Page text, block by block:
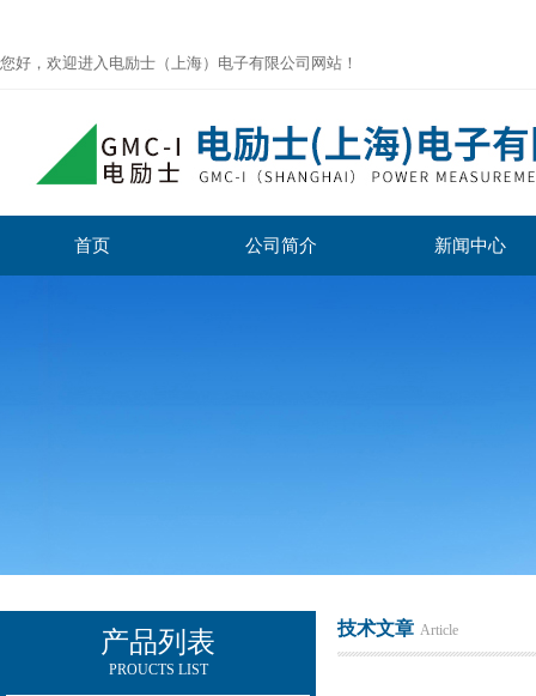
您好，欢迎进入电励士（上海）电子有限公司网站！
首页 公司简介 新闻中心
产品列表
PROUCTS LIST
技术文章 Article